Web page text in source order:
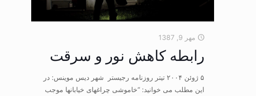
مهر 9, 1387
رابطه کاهش نور و سرقت
۵ ژوئن ۲۰۰۴ تیتر روزنامه رجیستر شهر دیس موینس: در
این مطلب می خوانید: “خاموشی چراغهای خیابانها موجب